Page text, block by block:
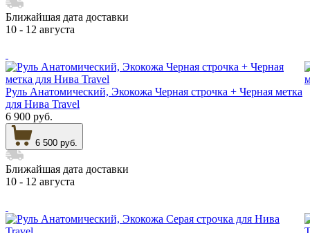
Ближайшая дата доставки
10 - 12 августа
Руль Анатомический, Экокожа Черная строчка + Черная метка
для Нива Travel
6 900 руб.
6 500 руб.
Ближайшая дата доставки
10 - 12 августа